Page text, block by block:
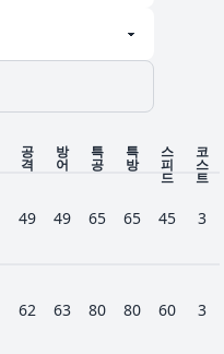
공
격
방
어
특
공
특
방
스
피
드
코
스
트
49 49 65 65 45 3
62 63 80 80 60 3